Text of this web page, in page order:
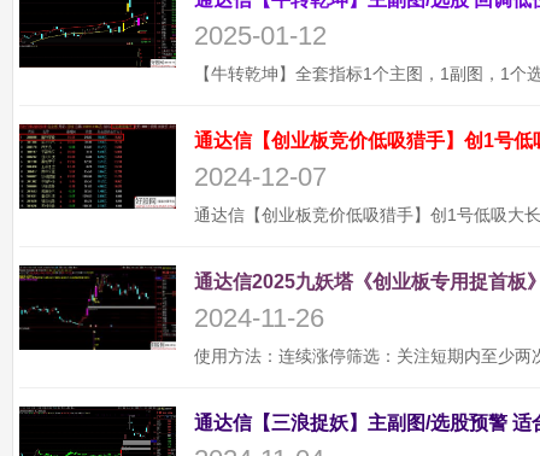
2025-01-12
通达信【创业板竞价低吸猎手】创1号
2024-12-07
通达信2025九妖塔《创业板专用捉首板
2024-11-26